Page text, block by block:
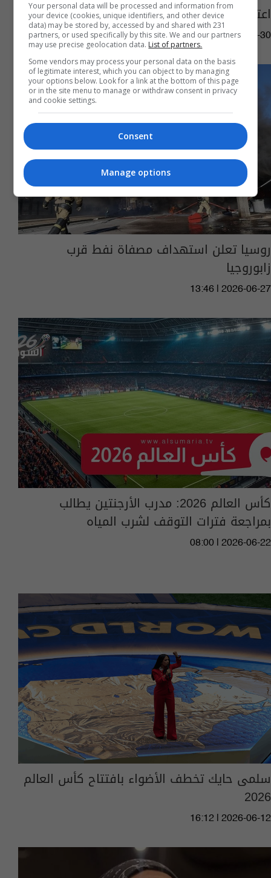
اعتقال ثلاثة "إرهابيين" في ثلاث محافظات
15:48 | 2026-06-30
روسيا تعلن استهداف مصفاة نفط قرب
زابوروجيا
13:46 | 2026-06-27
كأس العالم 2026: مدرب الأرجنتين يطالب
بمراجعة فترات التوقف لشرب المياه
08:00 | 2026-06-22
سلمى حايك تخطف الأضواء بافتتاح كأس العالم
2026
16:12 | 2026-06-12
Your personal data will be processed and information from
your device (cookies, unique identifiers, and other device
data) may be stored by, accessed by and shared with 231
partners, or used specifically by this site. We and our partners
may use precise geolocation data. List of partners.
Some vendors may process your personal data on the basis
of legitimate interest, which you can object to by managing
your options below. Look for a link at the bottom of this page
or in the site menu to manage or withdraw consent in privacy
and cookie settings.
Consent
Manage options